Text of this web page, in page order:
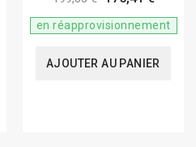
en réapprovisionnement
AJOUTER AU PANIER